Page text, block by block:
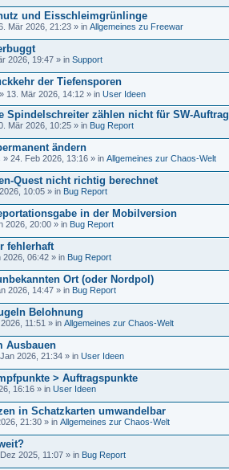
und Eisschleimgrünlinge
Mär 2026, 21:23 » in Allgemeines zu Freewar
2026, 19:47 » in Support
der Tiefensporen
» 13. Mär 2026, 14:12 » in User Ideen
Spindelschreiter zählen nicht für SW-Auftrag
Mär 2026, 10:25 » in Bug Report
ändern
» 24. Feb 2026, 13:16 » in Allgemeines zur Chaos-Welt
Quest nicht richtig berechnet
10:05 » in Bug Report
in der Mobilversion
2026, 20:00 » in Bug Report
fehlerhaft
2026, 06:42 » in Bug Report
Ort (oder Nordpol)
2026, 14:47 » in Bug Report
Belohnung
11:51 » in Allgemeines zur Chaos-Welt
Ausbauen
2026, 21:34 » in User Ideen
> Auftragspunkte
16:16 » in User Ideen
in Schatzkarten umwandelbar
21:30 » in Allgemeines zur Chaos-Welt
2025, 11:07 » in Bug Report